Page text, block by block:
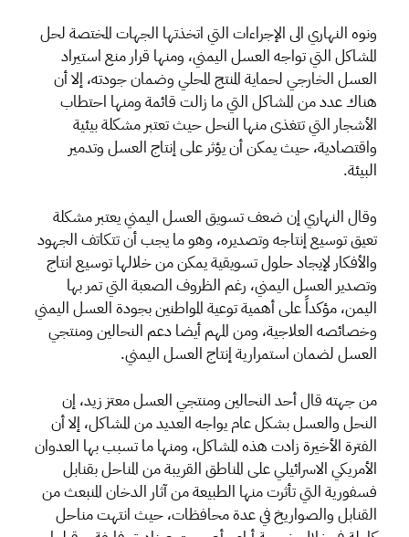
ونوه النهاري الى الإجراءات التي اتخذتها الجهات المختصة لحل
المشاكل التي تواجه العسل اليمني، ومنها قرار منع استيراد
العسل الخارجي لحماية المنتج المحلي وضمان جودته، إلا أن
هناك عدد من المشاكل التي ما زالت قائمة ومنها احتطاب
الأشجار التي تتغذى منها النحل حيث تعتبر مشكلة بيئية
واقتصادية، حيث يمكن أن يؤثر على إنتاج العسل وتدمير
البيئة.
وقال النهاري إن ضعف تسويق العسل اليمني يعتبر مشكلة
تعيق توسيع إنتاجه وتصديره، وهو ما يجب أن تتكاتف الجهود
والأفكار لإيجاد حلول تسويقية يمكن من خلالها توسيع انتاج
وتصدير العسل اليمني، رغم الظروف الصعبة التي تمر بها
اليمن، مؤكداً على أهمية توعية المواطنين بجودة العسل اليمني
وخصائصه العلاجية، ومن المهم أيضا دعم النحالين ومنتجي
العسل لضمان استمرارية إنتاج العسل اليمني.
من جهته قال أحد النحالين ومنتجي العسل معتز زيد، إن
النحل والعسل بشكل عام يواجه العديد من المشاكل، إلا أن
الفترة الأخيرة زادت هذه المشاكل، ومنها ما تسبب بها العدوان
الأمريكي الاسرائيلي على المناطق القريبة من المناحل بقنابل
فسفورية التي تأثرت منها الطبيعة من آثار الدخان المنبعث من
القنابل والصواريخ في عدة محافظات، حيث انتهت مناحل